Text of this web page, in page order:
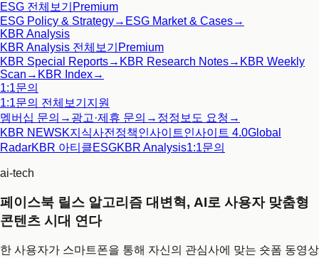
ESG 전체보기 Premium
ESG Policy & Strategy→ ESG Market & Cases→
KBR Analysis
KBR Analysis 전체보기 Premium
KBR Special Reports→ KBR Research Notes→ KBR Weekly
Scan → KBR Index→
1:1문의
1:1문의 전체보기 지원
멤버십 문의 → 광고·제휴 문의 → 정정보도 요청 →
KBR NEWSK지식사전 정책인사이트인사이트 4.0Global
RadarKBR 아티클ESGKBR Analysis1:1문의
ai-tech
페이스북 릴스 알고리즘 대변혁, AI로 사용자 맞춤형
콘텐츠 시대 연다
한 사용자가 스마트폰을 통해 자신의 관심사에 맞는 숏폼 동영상